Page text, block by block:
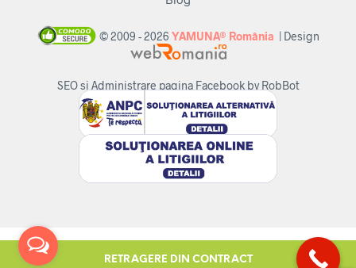
© 2009 - 2026 YAMUNA® România | Design
SEO si Administrare pagina Facebook by RobBot
RETRAGERE DIN CONTRACT